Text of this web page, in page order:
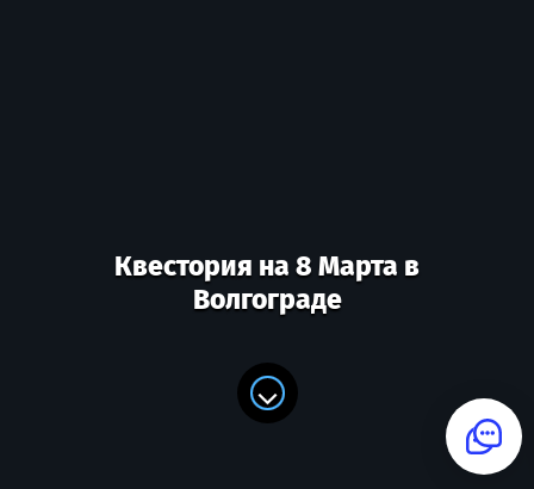
Квестория на 8 Марта в
Волгограде